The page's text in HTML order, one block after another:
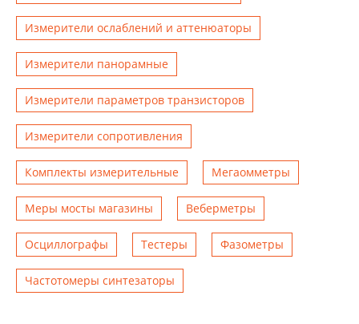
Измерители ослаблений и аттенюаторы
Измерители панорамные
Измерители параметров транзисторов
Измерители сопротивления
Комплекты измерительные Мегаомметры
Меры мосты магазины Веберметры
Осциллографы Тестеры Фазометры
Чаcтотомеры синтезаторы